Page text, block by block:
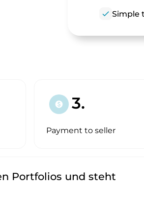
check Simple
paid 3.
Payment to seller
Portfolios und steht